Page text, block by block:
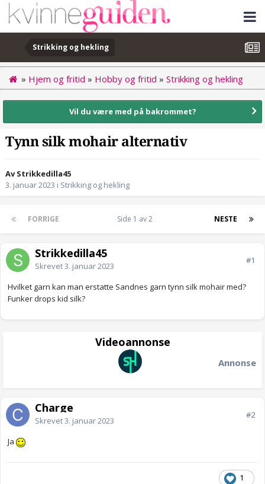
Strikking og hekling
» Hjem og fritid » Hobby og fritid » Strikking og hekling
Vil du være med på bakrommet?
Tynn silk mohair alternativ
Av Strikkedilla45
3. januar 2023 i Strikking og hekling
FORRIGE NESTE
Side 1 av 2
Strikkedilla45
Skrevet3. januar 2023
#1
Hvilket garn kan man erstatte Sandnes garn tynn silk mohair med?
Funker drops kid silk?
Videoannonse
Annonse
Charge
Skrevet3. januar 2023
#2
Ja
1